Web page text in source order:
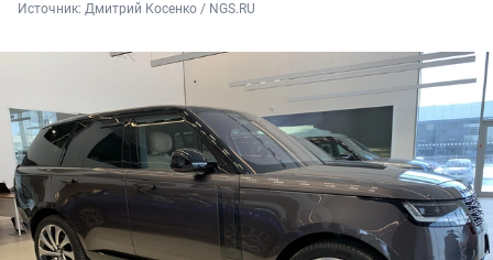
Источник: Дмитрий Косенко / NGS.RU